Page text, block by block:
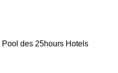
des 25hours Hotels